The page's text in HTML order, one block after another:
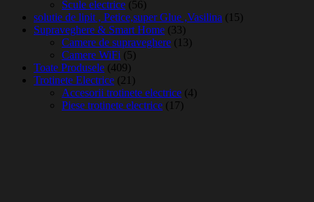
Scule electrice (56)
solutie de lipit , Petice,super Glue ,Vasilina (15)
Supraveghere & Smart Home (33)
Camere de supraveghere (13)
Camere WiFi (5)
Toate Produsele (409)
Trotinete Electrice (21)
Accesorii trotinete electrice (4)
Piese trotinete electrice (17)